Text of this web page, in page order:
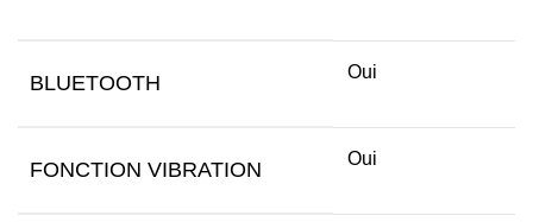
BLUETOOTH Oui
FONCTION VIBRATION Oui